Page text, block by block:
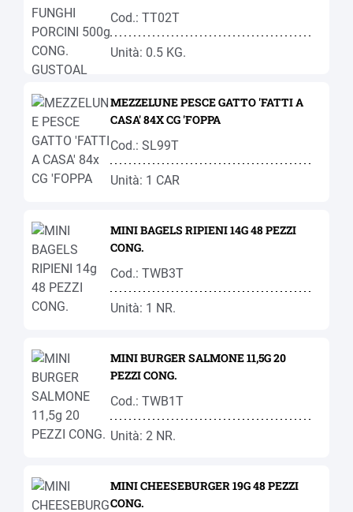
Cod.: TT02T
Unità: 0.5 KG.
MEZZELUNE PESCE GATTO 'FATTI A
CASA' 84X CG 'FOPPA
Cod.: SL99T
Unità: 1 CAR
MINI BAGELS RIPIENI 14G 48 PEZZI
CONG.
Cod.: TWB3T
Unità: 1 NR.
MINI BURGER SALMONE 11,5G 20
PEZZI CONG.
Cod.: TWB1T
Unità: 2 NR.
MINI CHEESEBURGER 19G 48 PEZZI
CONG.